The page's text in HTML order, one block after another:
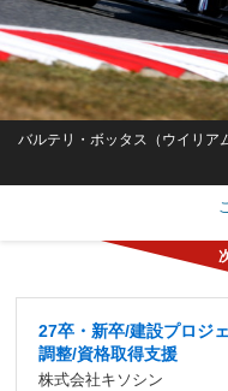
バルテリ・ボッタス（ウイリア
27卒・新卒/建設プロジ
調整/資格取得支援
株式会社キソシン